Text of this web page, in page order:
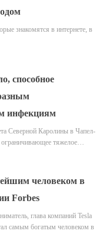
знакомятся в интернете, в
способное
инфекциям
Северной Каролины в Чапел-
тяжелое…
человеком в
Forbes
глава компаний Tesla
самым богатым человеком в